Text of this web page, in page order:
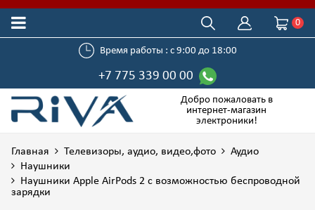
0
Время работы : с 9:00 до 18:00
+7 775 339 00 00
Добро пожаловать в
интернет-магазин
электроники!
Главная Телевизоры, аудио, видео,фото
Аудио
Наушники
Наушники Apple AirPods 2 с возможностью беспроводной
зарядки